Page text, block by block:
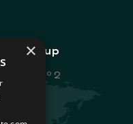
Group
nº 2
×